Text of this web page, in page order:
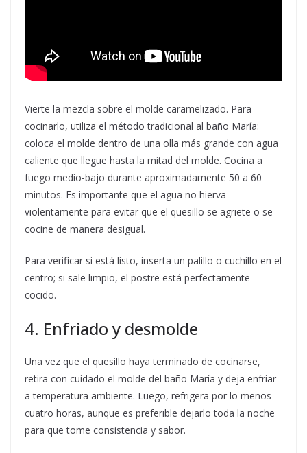
Vierte la mezcla sobre el molde caramelizado. Para
cocinarlo, utiliza el método tradicional al baño María:
coloca el molde dentro de una olla más grande con agua
caliente que llegue hasta la mitad del molde. Cocina a
fuego medio-bajo durante aproximadamente 50 a 60
minutos. Es importante que el agua no hierva
violentamente para evitar que el quesillo se agriete o se
cocine de manera desigual.
Para verificar si está listo, inserta un palillo o cuchillo en el
centro; si sale limpio, el postre está perfectamente
cocido.
4. Enfriado y desmolde
Una vez que el quesillo haya terminado de cocinarse,
retira con cuidado el molde del baño María y deja enfriar
a temperatura ambiente. Luego, refrigera por lo menos
cuatro horas, aunque es preferible dejarlo toda la noche
para que tome consistencia y sabor.